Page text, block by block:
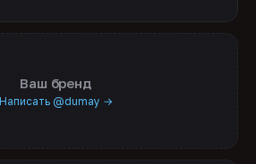
Ваш бренд
Написать @dumay →